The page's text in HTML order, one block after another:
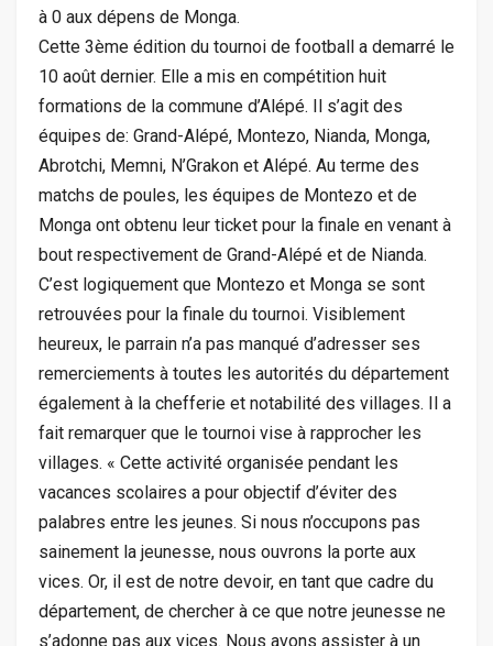
à 0 aux dépens de Monga.
Cette 3ème édition du tournoi de football a demarré le
10 août dernier. Elle a mis en compétition huit
formations de la commune d’Alépé. Il s’agit des
équipes de: Grand-Alépé, Montezo, Nianda, Monga,
Abrotchi, Memni, N’Grakon et Alépé. Au terme des
matchs de poules, les équipes de Montezo et de
Monga ont obtenu leur ticket pour la finale en venant à
bout respectivement de Grand-Alépé et de Nianda.
C’est logiquement que Montezo et Monga se sont
retrouvées pour la finale du tournoi. Visiblement
heureux, le parrain n’a pas manqué d’adresser ses
remerciements à toutes les autorités du département
également à la chefferie et notabilité des villages. Il a
fait remarquer que le tournoi vise à rapprocher les
villages. « Cette activité organisée pendant les
vacances scolaires a pour objectif d’éviter des
palabres entre les jeunes. Si nous n’occupons pas
sainement la jeunesse, nous ouvrons la porte aux
vices. Or, il est de notre devoir, en tant que cadre du
département, de chercher à ce que notre jeunesse ne
s’adonne pas aux vices. Nous avons assister à un